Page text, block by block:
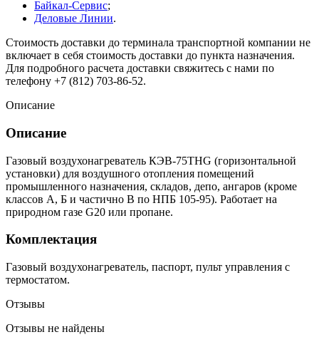
Байкал-Сервис;
Деловые Линии.
Стоимость доставки до терминала транспортной компании не
включает в себя стоимость доставки до пункта назначения.
Для подробного расчета доставки свяжитесь с нами по
телефону +7 (812) 703-86-52.
Описание
Описание
Газовый воздухонагреватель КЭВ-75THG (горизонтальной
установки) для воздушного отопления помещений
промышленного назначения, складов, депо, ангаров (кроме
классов А, Б и частично В по НПБ 105-95). Работает на
природном газе G20 или пропане.
Комплектация
Газовый воздухонагреватель, паспорт, пульт управления с
термостатом.
Отзывы
Отзывы не найдены